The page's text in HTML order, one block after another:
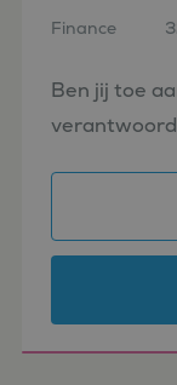
Finance
Ben jij toe